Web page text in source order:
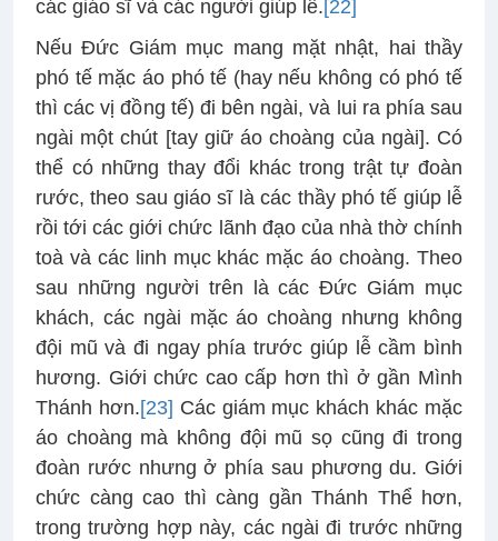
các giáo sĩ và các người giúp lễ. [22]
Nếu Đức Giám mục mang mặt nhật, hai thầy
phó tế mặc áo phó tế (hay nếu không có phó tế
thì các vị đồng tế) đi bên ngài, và lui ra phía sau
ngài một chút [tay giữ áo choàng của ngài]. Có
thể có những thay đổi khác trong trật tự đoàn
rước, theo sau giáo sĩ là các thầy phó tế giúp lễ
rồi tới các giới chức lãnh đạo của nhà thờ chính
toà và các linh mục khác mặc áo choàng. Theo
sau những người trên là các Đức Giám mục
khách, các ngài mặc áo choàng nhưng không
đội mũ và đi ngay phía trước giúp lễ cầm bình
hương. Giới chức cao cấp hơn thì ở gần Mình
Thánh hơn.[23] Các giám mục khách khác mặc
áo choàng mà không đội mũ sọ cũng đi trong
đoàn rước nhưng ở phía sau phương du. Giới
chức càng cao thì càng gần Thánh Thể hơn,
trong trường hợp này, các ngài đi trước những